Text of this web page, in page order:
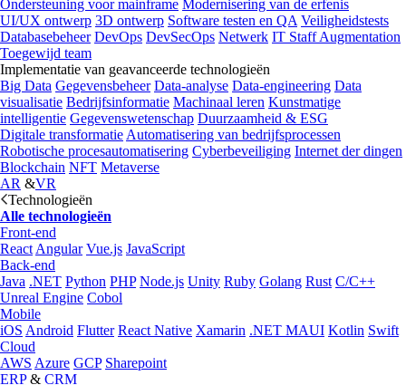
Ondersteuning voor mainframe Modernisering van de erfenis
UI/UX ontwerp 3D ontwerp Software testen en QA Veiligheidstests
Databasebeheer DevOps DevSecOps Netwerk IT Staff Augmentation
Toegewijd team
Implementatie van geavanceerde technologieën
Big Data Gegevensbeheer Data-analyse Data-engineering Data
visualisatie Bedrijfsinformatie Machinaal leren Kunstmatige
intelligentie Gegevenswetenschap Duurzaamheid & ESG
Digitale transformatie Automatisering van bedrijfsprocessen
Robotische procesautomatisering Cyberbeveiliging Internet der dingen
Blockchain NFT Metaverse
AR &VR
Technologieën
Alle technologieën
Front-end
React Angular Vue.js JavaScript
Back-end
Java .NET Python PHP Node.js Unity Ruby Golang Rust C/C++
Unreal Engine Cobol
Mobile
iOS Android Flutter React Native Xamarin .NET MAUI Kotlin Swift
Cloud
AWS Azure GCP Sharepoint
ERP& CRM